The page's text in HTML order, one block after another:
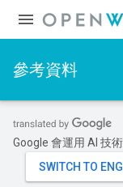
參考資料
Google 會運用 AI 技